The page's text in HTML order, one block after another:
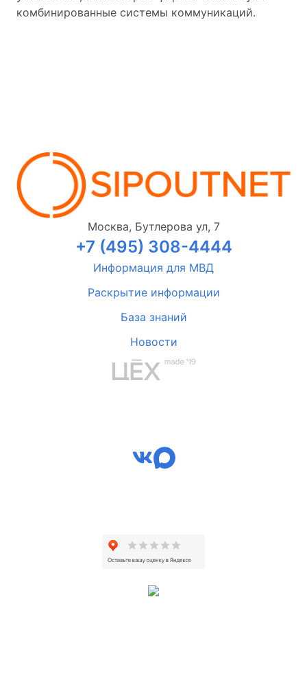
комбинированные системы коммуникаций.
Москва, Бутлерова ул, 7
+7 (495) 308-4444
Информация для МВД
Раскрытие информации
База знаний
Новости